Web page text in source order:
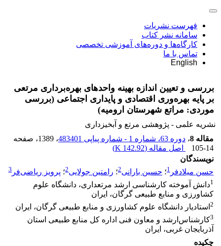
فهرست نشریات
سامانه نشر کتاب
کارگاه‌ها و دوره‌های آموزشی تخصصی
تماس با ما
English
بررسی و تعیین اندازه بهینه واحدهای بهره‌برداری مرتعی
بر پایه بهره‌وری اقتصادی و پایداری اجتماعی (بررسی
موردی: مراتع شهرستان ارومیه)
نشریه علمی - پژوهشی مرتع و آبخیزداری
مقاله 8
، دوره 63، شماره 1 - شماره پیاپی 483401 ، 1389
، صفحه
105-14
اصل مقاله (142.92 K
)
نویسندگان
حسن میلادفر 1؛ حسین بارانی2؛ رامتین جولایی2؛ پرویز ریاضی‌فر 3
1دانش آموخته کارشناسی ارشد مرتعداری، دانشگاه علوم
کشاورزی و منابع طبیعی گرگان، ایران
2 استادیار دانشگاه علوم کشاورزی و منابع طبیعی گرگان، ایران
3کارشناس‌ارشد و معاون فنی اداره کل منابع طبیعی استان
آذربایجان غربی، ایران
چکیده